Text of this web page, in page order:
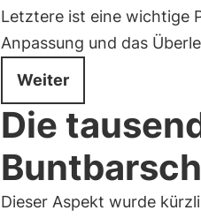
Letztere ist eine wichtige
Anpassung und das
Weiter
Die
Dieser Aspekt wurde